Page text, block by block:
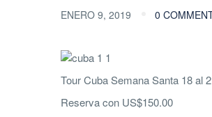
ENERO 9, 2019 0
Tour Cuba Semana Santa 18 al
Reserva con US$150.00